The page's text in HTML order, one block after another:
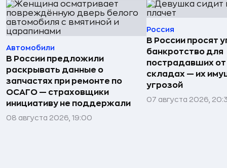
Автомобили
В России предложили
раскрывать данные о
запчастях при ремонте по
ОСАГО — страховщики
инициативу не поддержали
08 августа 2026, 19:00
Россия
В России просят
банкротство для
пострадавших
складах — их
угрозой
07 августа 2026,